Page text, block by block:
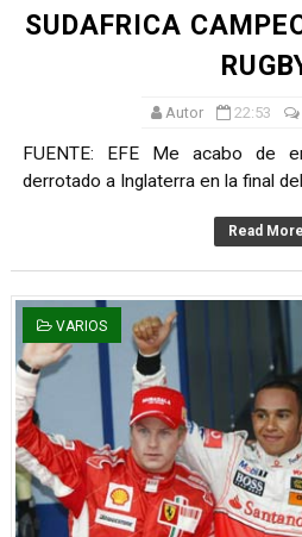
SUDAFRICA
Autor 22:53
FUENTE: EFE Me acabo de
derrotado a Inglaterra en la final
Read More
VARIOS